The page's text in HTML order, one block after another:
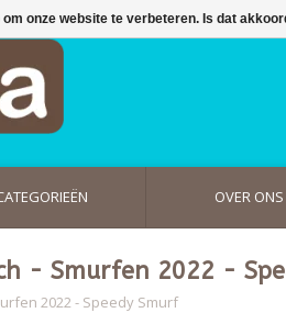
OVER
- Smurfen 2022 -
2022 - Speedy Smurf
onze website te verbeteren. Is dat